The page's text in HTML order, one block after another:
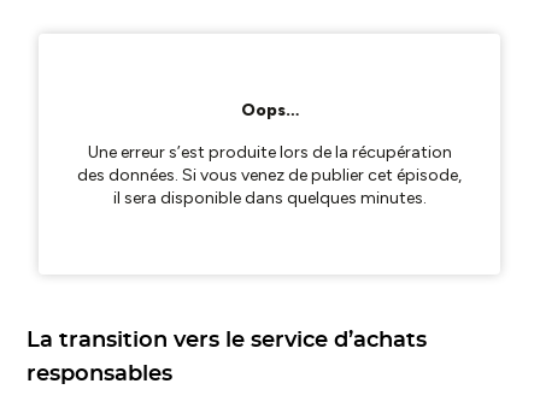
La transition vers le service d’achats
responsables